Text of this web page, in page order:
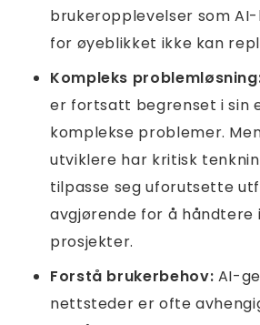
brukeropplevelser som
for øyeblikket ikke kan
Kompleks
er fortsatt begrenset i sin
komplekse problemer.
utviklere har kritisk
tilpasse seg uforutsette
avgjørende for å
prosjekter.
Forstå brukerbehov: AI-
nettsteder er ofte